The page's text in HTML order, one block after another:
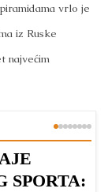
vrlo je
iz Ruske
najvećim
SPORTA: